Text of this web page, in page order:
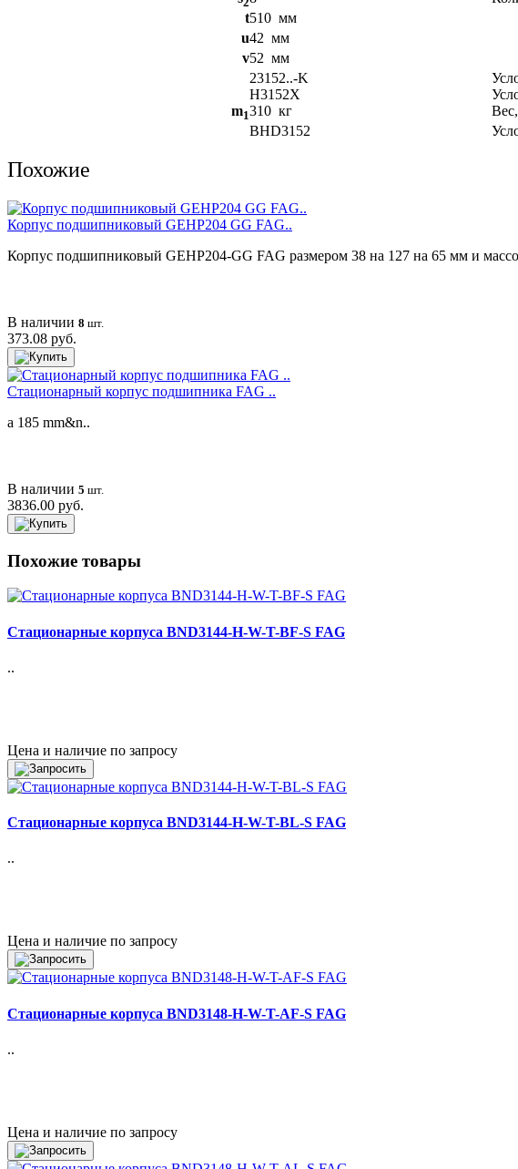
t510 мм
u42 мм
v52 мм
23152..-K
H3152X
m1310 кг
BHD3152
Похожие
Корпус подшипниковый GEHP204 GG FAG..
Корпус подшипниковый GEHP204-GG FAG размером 38 на 127 на 65 мм и
В наличии 8 шт.
373.08 руб.
Cтационарный корпус подшипника FAG ..
a 185 mm&n..
В наличии 5 шт.
3836.00 руб.
Похожие товары
Стационарные корпуса BND3144-H-W-T-BF-S FAG
..
Цена и наличие по запросу
Стационарные корпуса BND3144-H-W-T-BL-S FAG
..
Цена и наличие по запросу
Стационарные корпуса BND3148-H-W-T-AF-S FAG
..
Цена и наличие по запросу